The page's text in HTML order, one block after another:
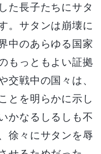
た長子たちにサタ
。サタンは崩壊に
中のあらゆる国家
もっともよい証拠
交戦中の国々は、
とを明らかに示し
かなるしるしも不
徐々にサタンを辱